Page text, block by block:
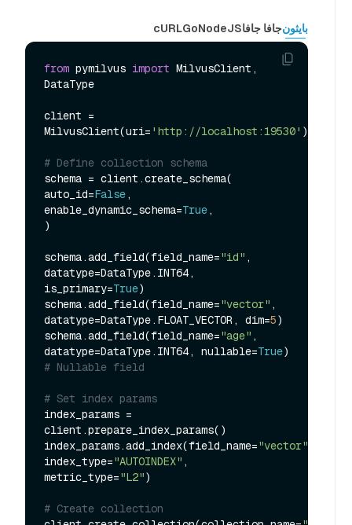
بايثونجافا جافاNodeJS
Go
cURL
from pymilvus import MilvusClient,
DataType
client =
MilvusClient(uri= 'http://localhost:19530' )
# Define collection schema
schema = client.create_schema(
auto_id=False,
enable_dynamic_schema=True,
)
schema.add_field(field_name="id" ,
datatype=DataType.INT64,
is_primary=True)
schema.add_field(field_name="vector" ,
datatype=DataType.FLOAT_VECTOR, dim=5)
schema.add_field(field_name="age" ,
datatype=DataType.INT64, nullable=True
# Nullable field
# Set index params
index_params =
client.prepare_index_params()
index_params.add_index(field_name="vector"
index_type="AUTOINDEX" ,
metric_type="L2")
# Create collection